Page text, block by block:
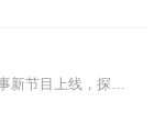
感动的、治愈的、伴你入眠的好故事新节目上线，探索现实世界的无尽魅力，追求对生活的真实记录《听见人间真相》（点击名称，直达专辑）网易人间故事集持续更新中，邀您关注...